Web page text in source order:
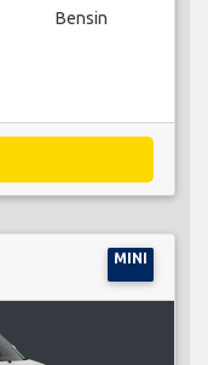
Bensin
MINI